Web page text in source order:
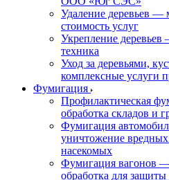
Удаление деревьев —
стоимость услуг
Укрепление
техника
Уход за деревьями,
комплексные услуги
Фумигация
Профилактическая
обработка складов и
Фумигация
уничтожение
насекомых
Фумигация вагонов —
обработка для защиты